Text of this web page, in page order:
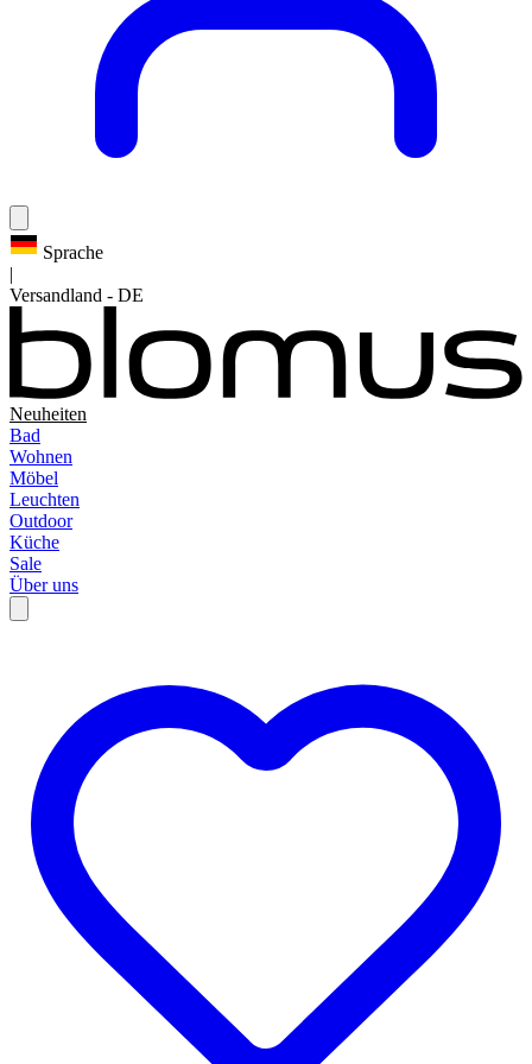
Sprache
|
Versandland - DE
Neuheiten
Bad
Wohnen
Möbel
Leuchten
Outdoor
Küche
Sale
Über uns